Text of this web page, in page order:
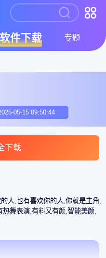
软件下载 专题
05-15 09:50:44
下载
人,也有喜欢你的人,你就是主角,
舞表演,有料又有颜,智能美颜,